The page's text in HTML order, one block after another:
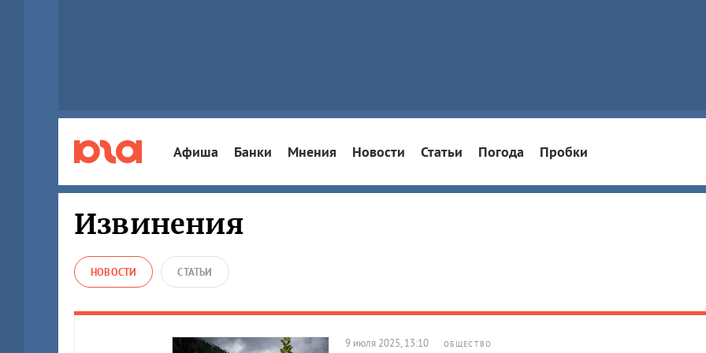
Афиша Банки Мнения Новости Статьи Погода Пробки
Извинения
НОВОСТИ СТАТЬИ
9 июля 2025, 13:10 ОБЩЕСТВО